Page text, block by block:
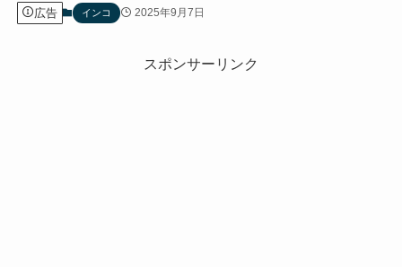
広告 インコ 2025年9月7日
スポンサーリンク